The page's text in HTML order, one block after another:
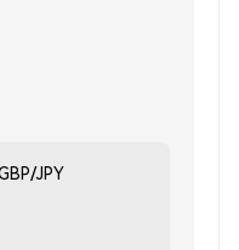
JPY